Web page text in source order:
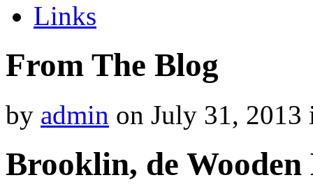
Links
From The Blog
by admin on July 31, 2013
Brooklin, de Wooden